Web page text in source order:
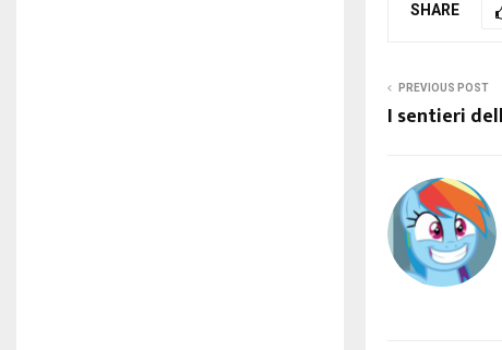
SHARE
PREVIOUS POST
I sentieri